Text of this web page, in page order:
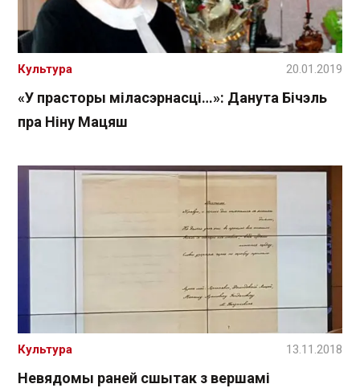
«У прасторы міласэрнасці…»: Данута Бічэль
пра Ніну Мацяш
Культура 20.01.2019
Невядомы раней сшытак з вершамі
Культура 13.11.2018